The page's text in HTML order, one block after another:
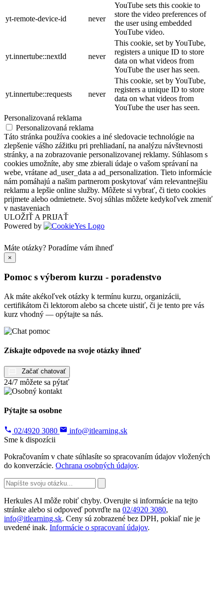
yt-remote-device-id never
YouTube sets this cookie to
store the video preferences of
the user using embedded
YouTube video.
yt.innertube::nextId never
This cookie, set by YouTube,
registers a unique ID to store
data on what videos from
YouTube the user has seen.
yt.innertube::requests never
This cookie, set by YouTube,
registers a unique ID to store
data on what videos from
YouTube the user has seen.
Personalizovaná reklama
Personalizovaná reklama
Táto stránka používa cookies a iné sledovacie technológie na
zlepšenie vášho zážitku pri prehliadaní, na analýzu návštevnosti
stránky, a na zobrazovanie personalizovanej reklamy. Súhlasom s
cookies umožníte, aby sme zbierali údaje o vašom správaní na
webe, vrátane ad_user_data a ad_personalization. Tieto informácie
nám pomáhajú a našim partnerom poskytovať vám relevantnejšiu
reklamu a lepšie online služby. Môžete si vybrať, či tieto cookies
prijmete alebo odmietnete. Svoj súhlas môžete kedykoľvek zmeniť
v nastaveniach
ULOŽIŤ A PRIJAŤ
Powered by
Máte otázky? Poradíme vám ihneď
×
Pomoc s výberom kurzu - poradenstvo
Ak máte akékoľvek otázky k termínu kurzu, organizácii,
certifikátom či lektorom alebo sa chcete uistiť, či je tento pre vás
kurz vhodný — opýtajte sa nás.
Získajte odpovede na svoje otázky ihneď
Začať chatovať
24/7 môžete sa pýtať
Pýtajte sa osobne
02/4920 3080
info@itlearning.sk
Sme k dispozícii
Pokračovaním v chate súhlasíte so spracovaním údajov vložených
do konverzácie. Ochrana osobných údajov.
Herkules AI môže robiť chyby. Overujte si informácie na tejto
stránke alebo si odpoveď potvrďte na 02/4920 3080,
info@itlearning.sk. Ceny sú zobrazené bez DPH, pokiaľ nie je
uvedené inak. Informácie o spracovaní údajov.